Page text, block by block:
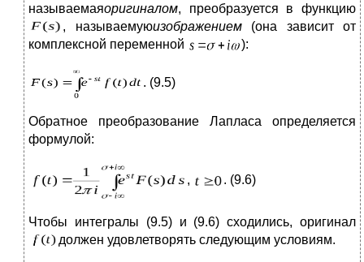
называемаяоригиналом, преобразуется в функцию
, называемуюизображением(она зависит от
комплексной переменной
):
. (9.5)
Обратное преобразование Лапласа определяется
формулой:
, . (9.6)
Чтобы интегралы (9.5) и (9.6) сходились, оригинал
должен удовлетворять следующим условиям.